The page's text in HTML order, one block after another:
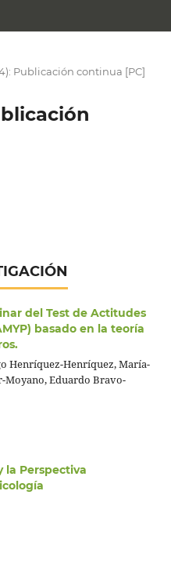
Publicación continua [PC]
del Test de Actitudes
basado en la teoría
Henríquez-Henríquez, María-
Moyano, Eduardo Bravo-
la Perspectiva